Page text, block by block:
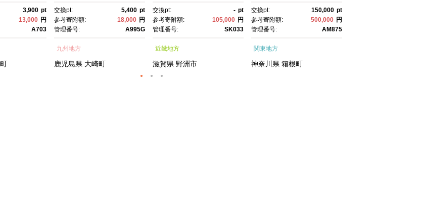
蒲焼き 蒲
魚介 魚
ひつまぶ
児島県 大崎
3,900 pt
13,000 円
A703
焼 かばやき unagi うなぎ
蒲焼 土用丑の日 土用の丑
の日 丑の日 魚 魚介 魚
り ギフト 人気 おすす
め 鹿児島県 大崎町 大隅半
交換pt: 5,400 pt
参考寄附額:
18,000 円
管理番号:
A995G
九州地方
鹿児島県 大崎町
2 SK エスケーツー エスケ
ーツ エスケｰ ピテラ スキ
ンケア 化粧品 ｺｽﾒ フェイ
センス フェイシャルトリ
ートメント トリートメン
交換pt: - pt
参考寄附額:
105,000 円
管理番号:
SK033
近畿地方
滋賀県 野洲市
行クーポン クーポン 箱根
町ふるさと納税 神奈川県
ふるさと納税 神奈川県 箱
交換pt: 150,000 pt
参考寄附額:
500,000 円
管理番号:
AM875
関東地方
神奈川県 箱根町